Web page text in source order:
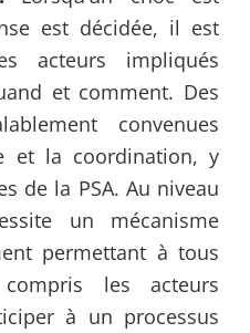
est décidée, il est
acteurs impliqués
et comment. Des
convenues
et la coordination, y
de la PSA. Au niveau
un mécanisme
permettant à tous
les acteurs
à un processus